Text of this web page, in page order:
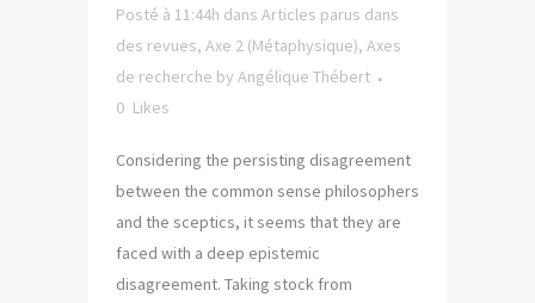
Posté à 11:44h dans Articles parus dans
des revues, Axe 2 (Métaphysique), Axes
de recherche by Angélique Thébert
0 Likes
Considering the persisting disagreement
between the common sense philosophers
and the sceptics, it seems that they are
faced with a deep epistemic
disagreement. Taking stock from